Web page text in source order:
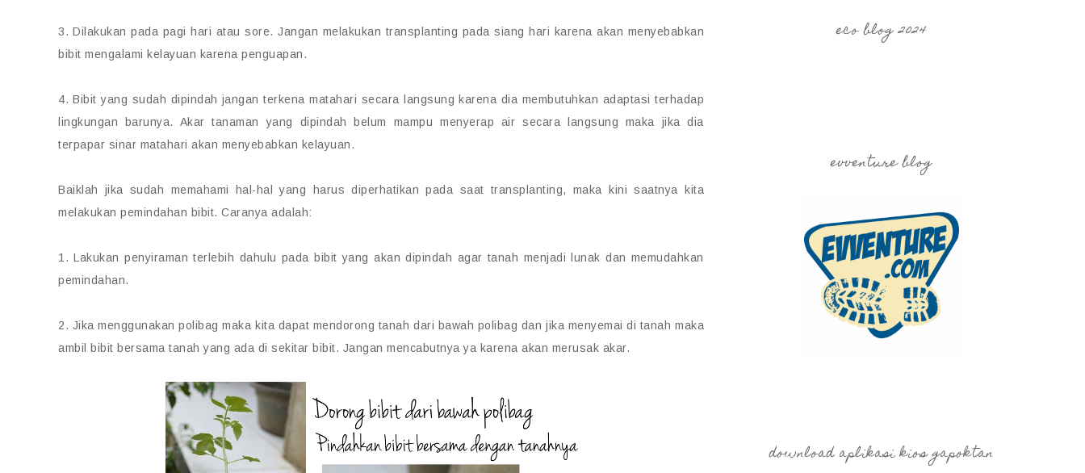
3. Dilakukan pada pagi hari atau sore. Jangan melakukan transplanting pada siang hari karena akan menyebabkan
bibit mengalami kelayuan karena penguapan.
4. Bibit yang sudah dipindah jangan terkena matahari secara langsung karena dia membutuhkan adaptasi terhadap
lingkungan barunya. Akar tanaman yang dipindah belum mampu menyerap air secara langsung maka jika dia
terpapar sinar matahari akan menyebabkan kelayuan.
Baiklah jika sudah memahami hal-hal yang harus diperhatikan pada saat transplanting, maka kini saatnya kita
melakukan pemindahan bibit. Caranya adalah:
1. Lakukan penyiraman terlebih dahulu pada bibit yang akan dipindah agar tanah menjadi lunak dan memudahkan
pemindahan.
2. Jika menggunakan polibag maka kita dapat mendorong tanah dari bawah polibag dan jika menyemai di tanah maka
ambil bibit bersama tanah yang ada di sekitar bibit. Jangan mencabutnya ya karena akan merusak akar.
eco blog 2024
evventure blog
download aplikasi kios gapoktan